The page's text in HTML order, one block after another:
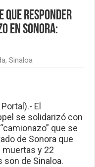
que responder
en Sonora:
,Sinaloa
El
se solidarizó con
que se
de Sonora que
y 22
son de Sinaloa.